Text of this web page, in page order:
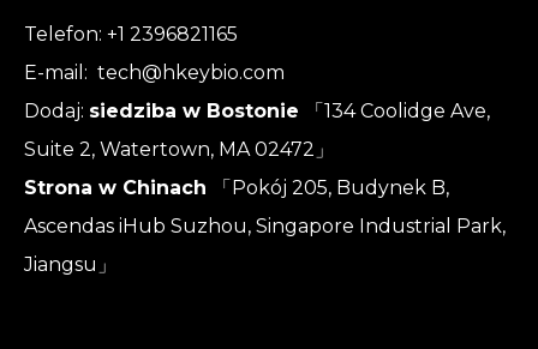
Telefon: +1 2396821165
E-mail: tech@hkeybio.com
Dodaj: siedziba w Bostonie
「134 Coolidge Ave,
Suite 2, Watertown, MA 02472」
Strona w Chinach
「Pokój 205, Budynek B,
Ascendas iHub Suzhou, Singapore Industrial Park,
Jiangsu」